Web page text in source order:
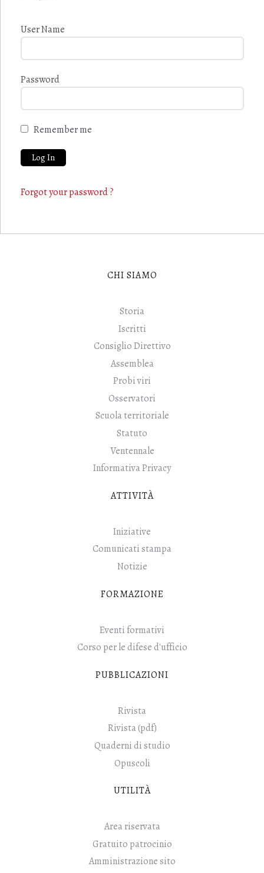
User Name
Password
Remember me
Forgot your password ?
CHI SIAMO
Storia
Iscritti
Consiglio Direttivo
Assemblea
Probi viri
Osservatori
Scuola territoriale
Statuto
Ventennale
Informativa Privacy
ATTIVITÀ
Iniziative
Comunicati stampa
Notizie
FORMAZIONE
Eventi formativi
Corso per le difese d'ufficio
PUBBLICAZIONI
Rivista
Rivista (pdf)
Quaderni di studio
Opuscoli
UTILITÀ
Area riservata
Gratuito patrocinio
Amministrazione sito